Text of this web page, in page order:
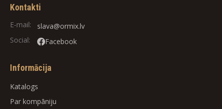
Kontakti
E-mail:
slava@ormix.lv
Social:
Facebook
Informācija
Katalogs
Par kompāniju